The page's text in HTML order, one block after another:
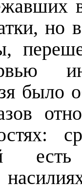
но
было